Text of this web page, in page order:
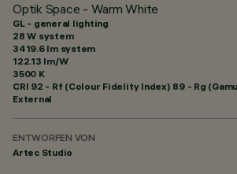
Optik Space - Warm White
GL - general lighting
28 W system
3419.6 lm system
122.13 lm/W
3500 K
CRI 92 - Rf (Colour Fidelity Index) 89 - Rg
External
ENTWORFEN VON
Artec Studio